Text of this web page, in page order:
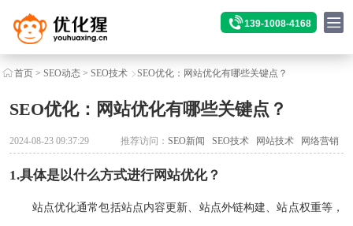
139-1008-4168
首页> SEO动态> SEO技术 SEO优化：网站优化有哪些关键点？
SEO优化：网站优化有哪些关键点？
2024-08-23 09:37:29 推荐访问：SEO新闻 SEO技术 网站技术 网络营销
1.具体是以什么方式进行网站优化？
站点优化通常包括站点内容更新、站点外链构建、站点权重等，